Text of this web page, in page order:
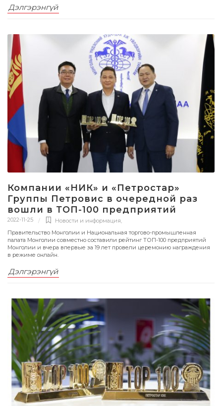
Дэлгэрэнгүй
Компании «НИК» и «Петростар»
Группы Петровис в очередной раз
вошли в ТОП-100 предприятий
2022-11-25 Новости и информация,
Правительство Монголии и Национальная торгово-промышленная
палата Монголии совместно составили рейтинг ТОП-100 предприятий
Монголии и вчера впервые за 19 лет провели церемонию награждения
в режиме онлайн.
Дэлгэрэнгүй